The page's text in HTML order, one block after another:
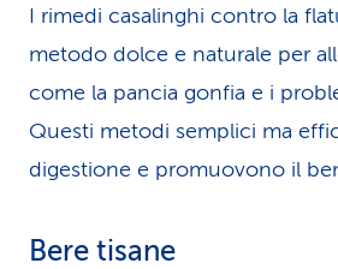
I rimedi casalinghi contro la
metodo dolce e naturale per
come la pancia gonfia e i
Questi metodi semplici ma
digestione e promuovono il
Bere tisane